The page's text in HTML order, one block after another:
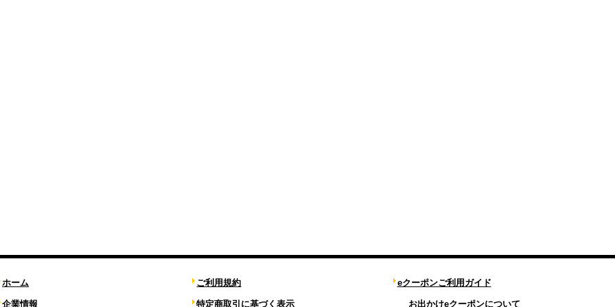
ホーム
企業情報
ご利用規約
特定商取引に基づく表示
eクーポンご利用ガイド
お出かけeクーポンについて